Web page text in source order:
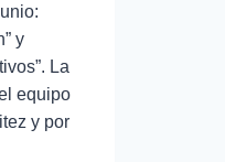
y
La
equipo
y por